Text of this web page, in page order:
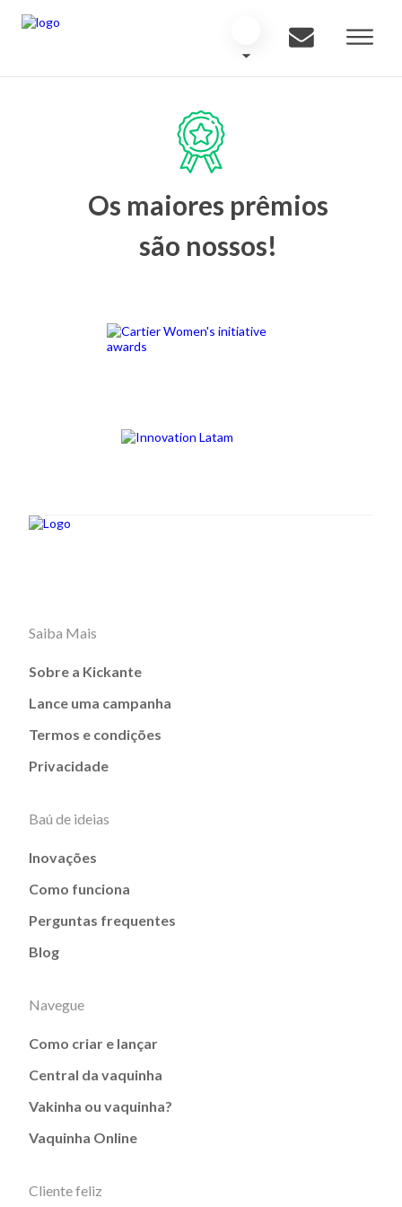
Os maiores prêmios
são nossos!
Saiba Mais
Sobre a Kickante
Lance uma campanha
Termos e condições
Privacidade
Baú de ideias
Inovações
Como funciona
Perguntas frequentes
Blog
Navegue
Como criar e lançar
Central da vaquinha
Vakinha ou vaquinha?
Vaquinha Online
Cliente feliz